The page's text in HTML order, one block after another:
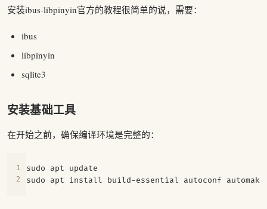
安装ibus-libpinyin官方的教程很简单的说，需要：
ibus
libpinyin
sqlite3
安装基础工具
在开始之前，确保编译环境是完整的：